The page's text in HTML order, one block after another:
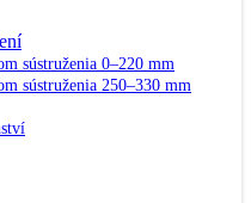
sústruženia 0–220 mm
sústruženia 250–330 mm